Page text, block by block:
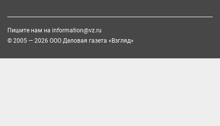
Пишите нам на information@vz.ru
© 2005 — 2026 ООО Деловая газета «Взгляд»